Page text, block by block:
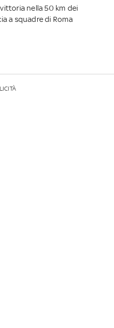
nella 50 km dei
a squadre di Roma